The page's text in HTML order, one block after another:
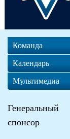
Команда
Календарь
Мультимедиа
Генеральный
спонсор